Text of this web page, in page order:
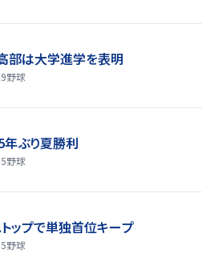
部は大学進学を表明
野球
ぶり夏勝利
野球
ップで単独首位キープ
野球